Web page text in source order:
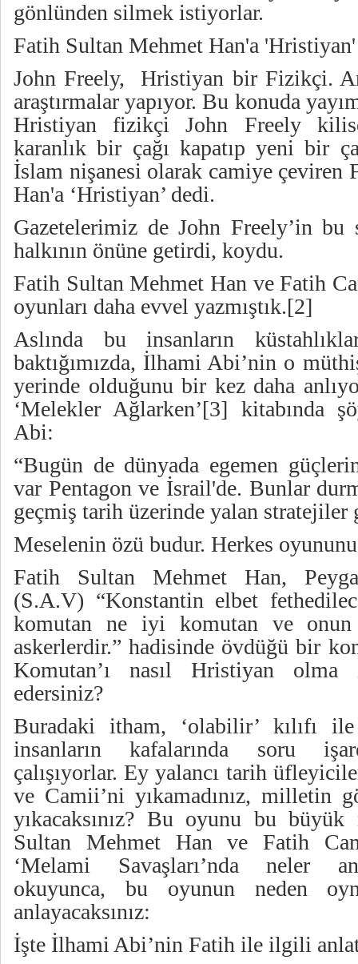
gönlünden silmek istiyorlar.
Fatih Sultan Mehmet Han'a
John Freely, Hristiyan bir Fizikçi.
araştırmalar yapıyor. Bu konuda
Hristiyan fizikçi John Freely
karanlık bir çağı kapatıp yeni bir
İslam nişanesi olarak camiye çeviren
Han'a ‘Hristiyan’ dedi.
Gazetelerimiz de John Freely’in bu
halkının önüne getirdi, koydu.
Fatih Sultan Mehmet Han ve Fatih
oyunları daha evvel yazmıştık.[2]
Aslında bu insanların
baktığımızda, İlhami Abi’nin o
yerinde olduğunu bir kez daha
‘Melekler Ağlarken’[3] kitabında
Abi:
“Bugün de dünyada egemen
var Pentagon ve İsrail'de. Bunlar
geçmiş tarih üzerinde yalan
Meselenin özü budur. Herkes
Fatih Sultan Mehmet Han,
(S.A.V) “Konstantin elbet
komutan ne iyi komutan ve
askerlerdir.” hadisinde övdüğü bir
Komutan’ı nasıl Hristiyan
edersiniz?
Buradaki itham, ‘olabilir’ kılıfı
insanların kafalarında soru
çalışıyorlar. Ey yalancı tarih
ve Camii’ni yıkamadınız, milletin
yıkacaksınız? Bu oyunu bu
Sultan Mehmet Han ve Fatih
‘Melami Savaşları’nda neler
okuyunca, bu oyunun neden
anlayacaksınız:
İşte İlhami Abi’nin Fatih ile ilgili